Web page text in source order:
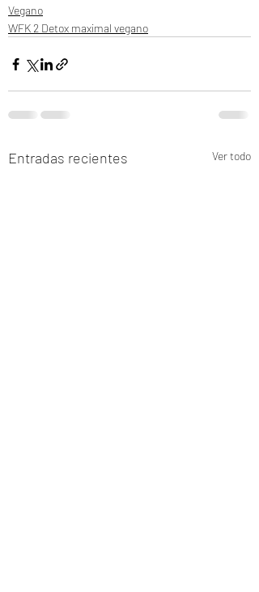
Vegano
WFK 2 Detox maximal vegano
Entradas recientes Ver todo